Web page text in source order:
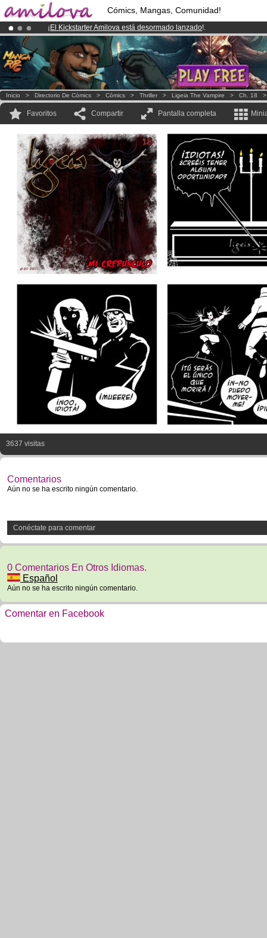
Cómics, Mangas, Comunidad!
¡ El Kickstarter Amilova está desormado lanzado!.
¡Conviertete en Premium por3.95 eurosal mes!Hazte Premium ya
¡Ya tenemos 100000miembrosy 1000 Cómics y Mangas!.
Inicio > Directorio De Cómics > Cómics > Thriller > Ligeia The Vampire > Ch. 18
Favoritos Compartir Pantalla completa
3637 visitas
Comentarios
Aún no se ha escrito ningún comentario.
Conéctate para comentar
0 Comentarios En Otros Idiomas.
Español
Aún no se ha escrito ningún comentario.
Comentar en Facebook